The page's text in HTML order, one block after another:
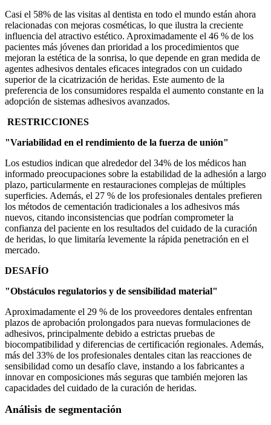
Casi el 58% de las visitas al dentista en todo el mundo están ahora
relacionadas con mejoras cosméticas, lo que ilustra la creciente
influencia del atractivo estético. Aproximadamente el 46 % de los
pacientes más jóvenes dan prioridad a los procedimientos que
mejoran la estética de la sonrisa, lo que depende en gran medida de
agentes adhesivos dentales eficaces integrados con un cuidado
superior de la cicatrización de heridas. Este aumento de la
preferencia de los consumidores respalda el aumento constante en la
adopción de sistemas adhesivos avanzados.
RESTRICCIONES
"Variabilidad en el rendimiento de la fuerza de unión"
Los estudios indican que alrededor del 34% de los médicos han
informado preocupaciones sobre la estabilidad de la adhesión a largo
plazo, particularmente en restauraciones complejas de múltiples
superficies. Además, el 27 % de los profesionales dentales prefieren
los métodos de cementación tradicionales a los adhesivos más
nuevos, citando inconsistencias que podrían comprometer la
confianza del paciente en los resultados del cuidado de la curación
de heridas, lo que limitaría levemente la rápida penetración en el
mercado.
DESAFÍO
"Obstáculos regulatorios y de sensibilidad material"
Aproximadamente el 29 % de los proveedores dentales enfrentan
plazos de aprobación prolongados para nuevas formulaciones de
adhesivos, principalmente debido a estrictas pruebas de
biocompatibilidad y diferencias de certificación regionales. Además,
más del 33% de los profesionales dentales citan las reacciones de
sensibilidad como un desafío clave, instando a los fabricantes a
innovar en composiciones más seguras que también mejoren las
capacidades del cuidado de la curación de heridas.
Análisis de segmentación